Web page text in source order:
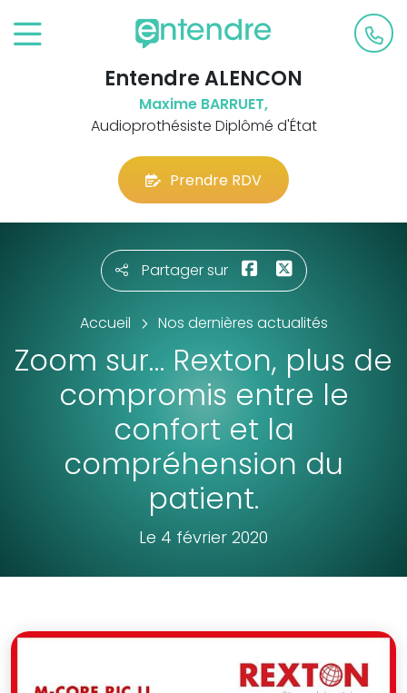
Entendre ALENCON
Maxime BARRUET,
Audioprothésiste Diplômé d'État
Prendre RDV
Partager sur
Accueil Nos dernières actualités
Zoom sur… Rexton, plus de
compromis entre le
confort et la
compréhension du
patient.
Le 4 février 2020